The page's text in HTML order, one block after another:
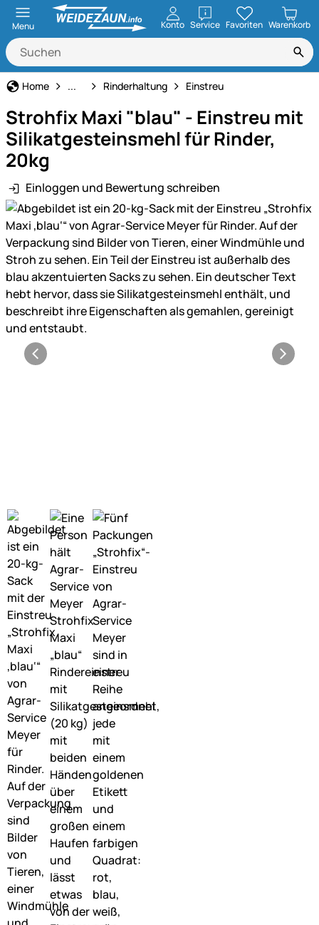
Menu Konto ServiceöffnenFavoriten Warenkorb
Home Tierbedarf
... Rinderhaltung Einstreu
Strohfix Maxi "blau" - Einstreu mit
Silikatgesteinsmehl für Rinder,
20kg
Einloggen und Bewertung schreiben
Produktgalerie